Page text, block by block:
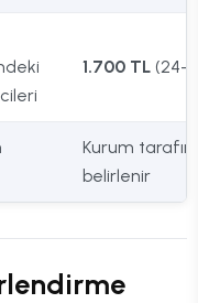
1.700 TL (24-
Kurum
belirlenir